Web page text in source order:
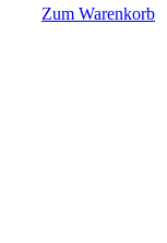
Zum Warenkorb